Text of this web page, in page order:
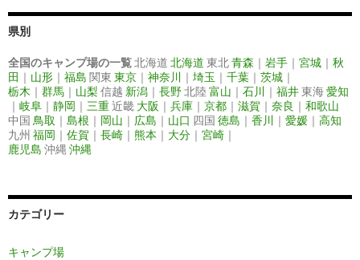
県別
全国のキャンプ場の一覧北海道 北海道 東北青森 ｜ 岩手 ｜ 宮城 ｜ 秋
田 ｜ 山形 ｜ 福島 関東 東京 ｜ 神奈川 ｜ 埼玉 ｜ 千葉 ｜ 茨城 ｜
栃木 ｜ 群馬 ｜ 山梨 信越 新潟 ｜ 長野北陸 富山 ｜ 石川 ｜ 福井東海愛知
｜ 岐阜 ｜ 静岡 ｜ 三重近畿 大阪 ｜ 兵庫 ｜ 京都 ｜ 滋賀 ｜ 奈良 ｜ 和歌山
中国 鳥取 ｜ 島根 ｜ 岡山 ｜ 広島 ｜ 山口 四国 徳島 ｜ 香川 ｜ 愛媛 ｜ 高知
九州 福岡 ｜ 佐賀 ｜ 長崎 ｜ 熊本 ｜ 大分 ｜ 宮崎 ｜
鹿児島 沖縄 沖縄
カテゴリー
キャンプ場